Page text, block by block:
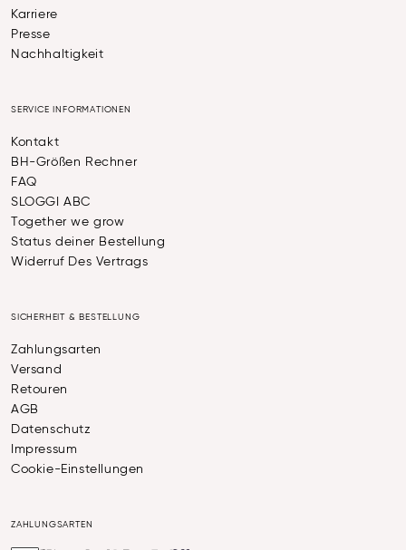
Karriere
Presse
Nachhaltigkeit
SERVICE INFORMATIONEN
Kontakt
BH-Größen Rechner
FAQ
SLOGGI ABC
Together we grow
Status deiner Bestellung
Widerruf Des Vertrags
SICHERHEIT & BESTELLUNG
Zahlungsarten
Versand
Retouren
AGB
Datenschutz
Impressum
Cookie-Einstellungen
ZAHLUNGSARTEN